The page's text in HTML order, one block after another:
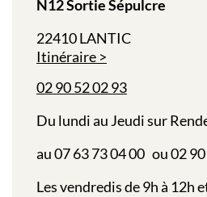
N12 Sortie Sépulcre
22410 LANTIC
Itinéraire
02 90 52 02 93
Du lundi au Jeudi sur
au 07 63 73 04 00 ou 02
Les vendredis de 9h à 12h